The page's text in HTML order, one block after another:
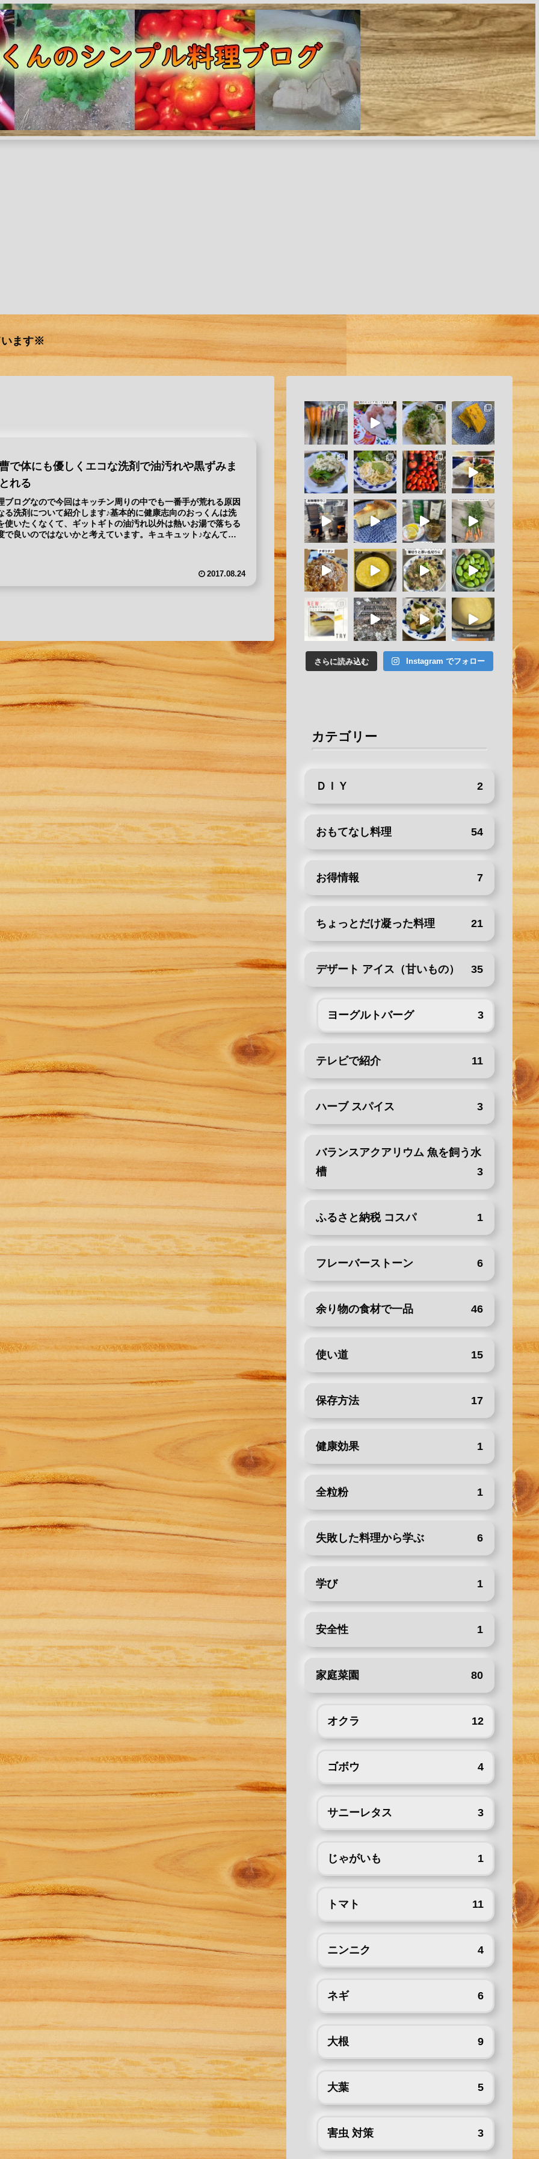
います※
で体にも優しくエコな洗剤で油汚れや黒ずみま
れる
ブログなので今回はキッチン周りの中でも一番手が荒れる原因
る洗剤について紹介します♪基本的に健康志向のおっくんは洗
使いたくなくて、ギットギトの油汚れ以外は熱いお湯で落ちる
で良いのではないかと考えています。キュキュット♪なんて
2017.08.24
さらに読み込む Instagram でフォロー
カテゴリー
ＤＩＹ 2
おもてなし料理 54
お得情報 7
ちょっとだけ凝った料理 21
デザート アイス（甘いもの） 35
ヨーグルトバーグ 3
テレビで紹介 11
ハーブ スパイス 3
バランスアクアリウム 魚を飼う水
槽
3
ふるさと納税 コスパ 1
フレーバーストーン 6
余り物の食材で一品 46
使い道 15
保存方法 17
健康効果 1
全粒粉 1
失敗した料理から学ぶ 6
学び 1
安全性 1
家庭菜園 80
オクラ 12
ゴボウ 4
サニーレタス 3
じゃがいも 1
トマト 11
ニンニク 4
ネギ 6
大根 9
大葉 5
害虫 対策 3